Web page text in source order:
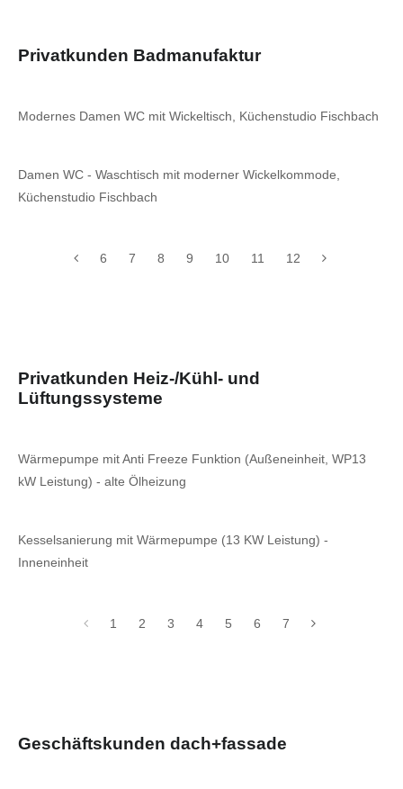
Privatkunden Badmanufaktur
Modernes Damen WC mit Wickeltisch, Küchenstudio Fischbach
Damen WC - Waschtisch mit moderner Wickelkommode,
Küchenstudio Fischbach
6 7 8 9 10 11 12
Privatkunden Heiz-/Kühl- und
Lüftungssysteme
Wärmepumpe mit Anti Freeze Funktion (Außeneinheit, WP13
kW Leistung) - alte Ölheizung
Kesselsanierung mit Wärmepumpe (13 KW Leistung) -
Inneneinheit
1 2 3 4 5 6 7
Geschäftskunden dach+fassade